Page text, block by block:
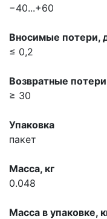
−40...+60
Вносимые потери,
≤ 0,2
Возвратные
≥ 30
Упаковка
пакет
Масса, кг
0.048
Масса в упаковке,